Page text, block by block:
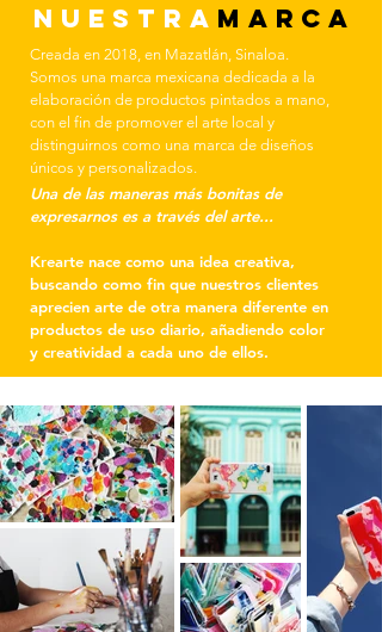
NUESTRA MARCA
Creada en 2018, en Mazatlán, Sinaloa.
Somos una marca mexicana dedicada a la
elaboración de productos pintados a mano,
con el fin de promover el arte local y
distinguirnos como una marca de diseños
únicos y personalizados.
Una de las maneras más bonitas de
expresarnos es a través del arte...
Krearte nace como una idea creativa,
buscando como fin que nuestros clientes
aprecien arte de otra manera diferente en
productos de uso diario, añadiendo color
y creatividad a cada uno de ellos.